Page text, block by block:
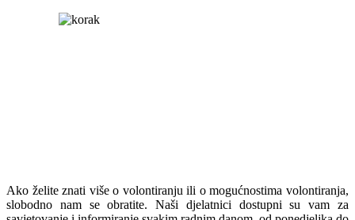
Ako želite znati više o volontiranju ili o mogućnostima volontiranja,
slobodno nam se obratite. Naši djelatnici dostupni su vam za